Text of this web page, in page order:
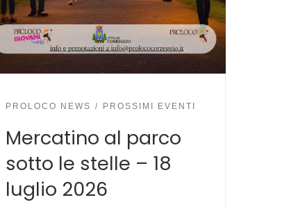
PROLOCO NEWS PROSSIMI EVENTI
Mercatino al parco
sotto le stelle – 18
luglio 2026